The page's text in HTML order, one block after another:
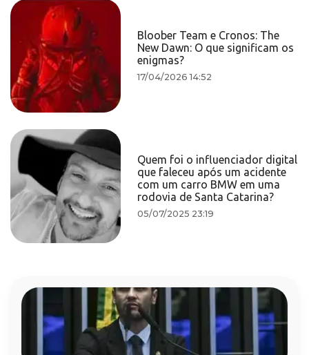
Bloober Team e Cronos: The
New Dawn: O que significam os
enigmas?
17/04/2026 14:52
Quem foi o influenciador digital
que faleceu após um acidente
com um carro BMW em uma
rodovia de Santa Catarina?
05/07/2025 23:19